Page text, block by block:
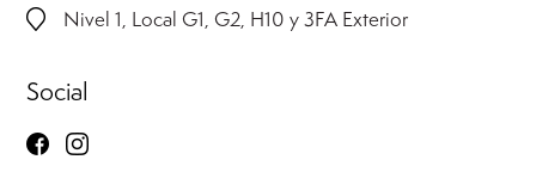
Nivel 1, Local G1, G2, H10 y 3FA Exterior
Social